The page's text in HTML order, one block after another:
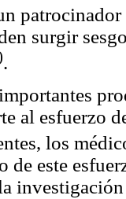
surgir
.
al esfuerzo
los
de este